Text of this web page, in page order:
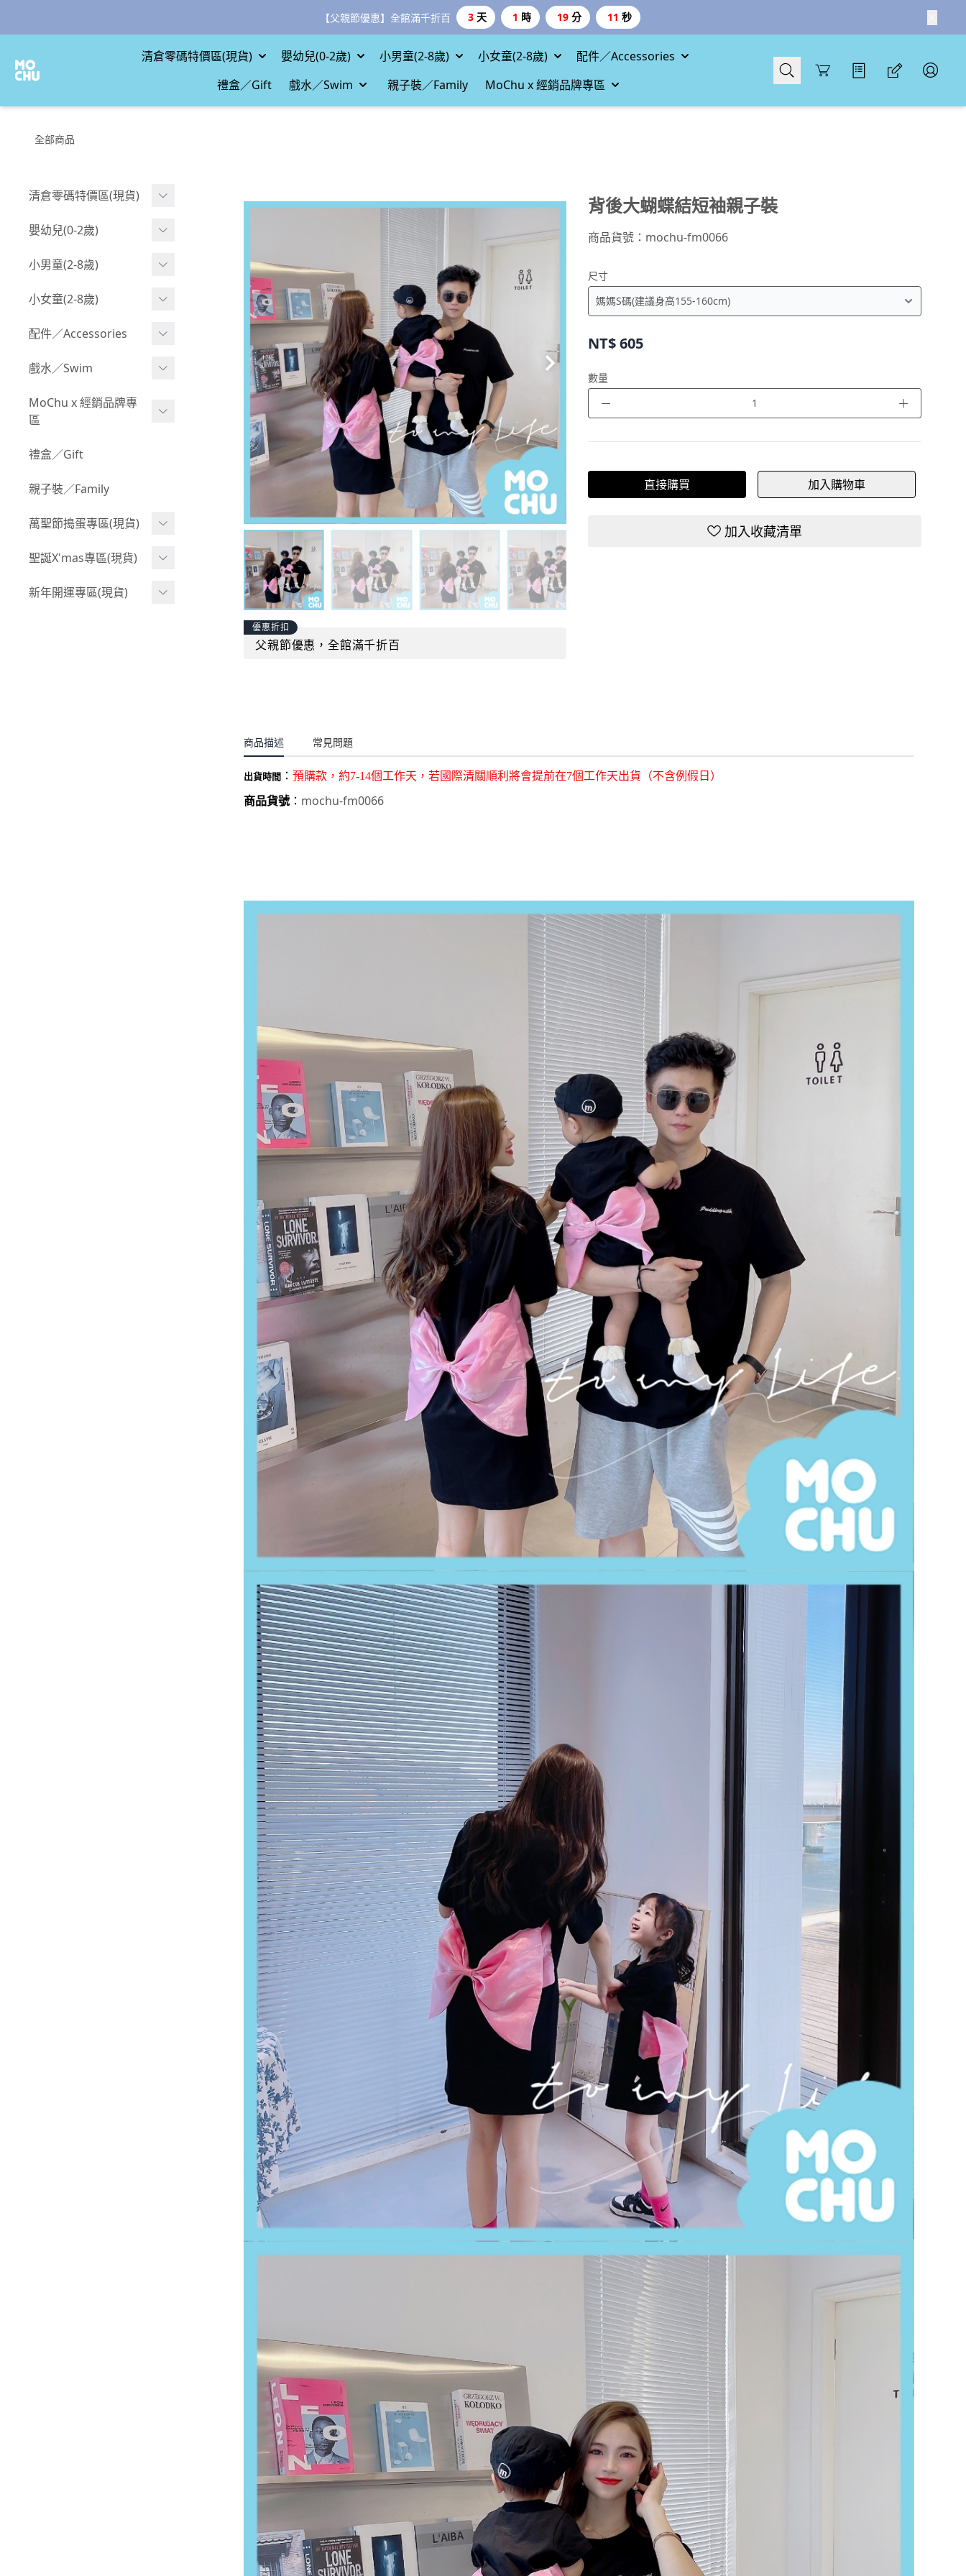
【父親節優惠】全館滿千折百 3 天 1 時 19 分 8 秒
清倉零碼特價區(現貨) 嬰幼兒(0-2歲) 小男童(2-8歲) 小女童(2-8歲)
配件／Accessories
禮盒／Gift
戲水／Swim 親子裝／Family MoChu x 經銷品牌專區
Cart
全部商品
清倉零碼特價區(現貨)
現貨.寶寶
現貨.男童
嬰幼兒(0-2歲)
BABY 包屁衣(短袖)
BABY 包屁衣(長袖)
BABY 外套
BABY 上身(短袖)
BABY 下身(短褲)
BABY 下身(長褲)
BABY 套裝(短袖)
BABY 套裝(長袖)
小男童(2-8歲)
Boy 上身(短袖)
Boy 上身(長袖)
Boy 套裝(短袖)
叢林探險系列
小紳士系列
韓國小歐巴
小女童(2-8歲)
Girl 上身(短袖)
Girl 上身(長袖)
Girl 下身(長褲)
Girl 套裝(短袖)
率性牛仔風
夢幻童話系列
小洋裝系列
配件／Accessories
Acc 口水巾
Acc 襪子
Acc 鞋子
Acc 餐具
Acc 寢具
Acc 其他
戲水／Swim
泳裝
泳具
野餐趣
MoChu x 經銷品牌專
區
©Wonchi 台灣 ｜ 兒童軟
©Disney 美國｜嬰兒用品
©風車圖書 台灣｜兒童圖
嘴
禮盒／Gift
親子裝／Family
萬聖節搗蛋專區(現貨)
萬聖造型頭套(3歲以上)
萬聖.嬰幼兒(0-2歲)
聖誕X'mas專區(現貨)
聖誕.嬰幼兒(0-2歲)
新年開運專區(現貨)
優惠折扣
父親節優惠，全館滿千折百
背後大蝴蝶結短袖親子裝
商品貨號： mochu-fm0066
尺寸
NT$605
數量
－ ＋
直接購買 加入購物車
加入收藏清單
商品描述 常見問題
出貨時間 ：預購款，約7-14個工作天，若國際清關順利將會提前在7個工作天出貨（不含例假日）
商品貨號： mochu-fm0066